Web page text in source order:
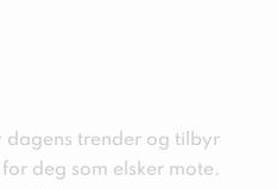
dagens trender og tilbyr
deg som elsker mote.